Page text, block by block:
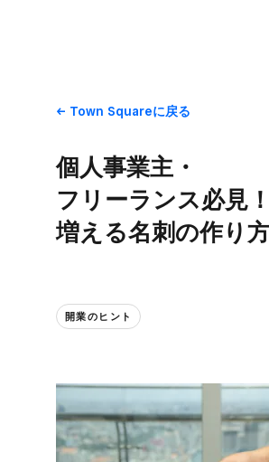
Town Squareに​戻る
個人事業主・
フリーランス必見
増える​名刺の​作り
開業の​ヒント